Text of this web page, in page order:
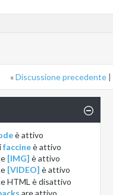
«Discussione precedente |
èattivo
faccineèattivo
[IMG] èattivo
[VIDEO] èattivo
HTML èdisattivo
areattivo